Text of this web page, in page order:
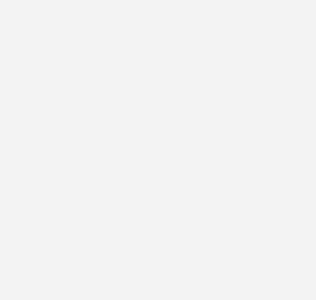
Flexx-Work der Günzburger Steigtechnik
Modulen und variablen Plattformhöhen
Arbeitshöhen und Aufbauvarianten
sind dabei ebenso möglich
oder Auffahrrampen für den
ist in den Grundeinheiten L (37 cm
cm Plattformhöhe) erhältlich. Die